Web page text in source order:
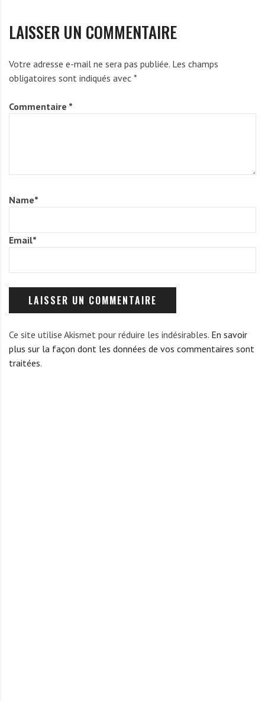
LAISSER UN COMMENTAIRE
Votre adresse e-mail ne sera pas publiée. Les champs
obligatoires sont indiqués avec *
Commentaire *
Name*
Email*
Ce site utilise Akismet pour réduire les indésirables. En savoir
plus sur la façon dont les données de vos commentaires sont
traitées.